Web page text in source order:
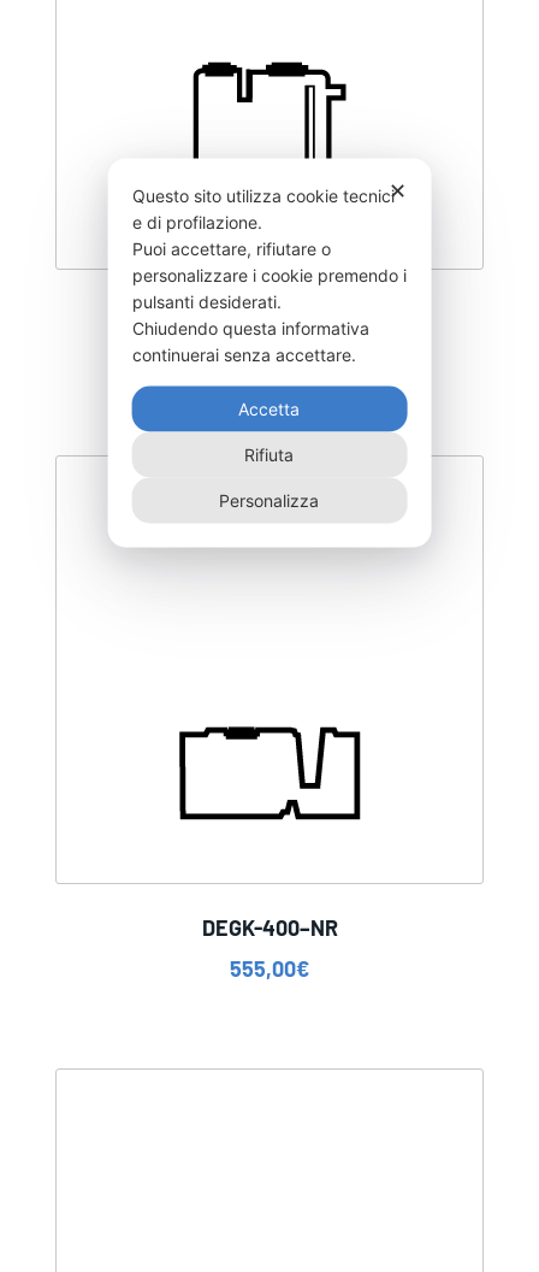
DEGK-200–NR
420,00€
DEGK-400–NR
555,00€
✕
Questo sito utilizza cookie tecnici
e di profilazione.
Puoi accettare, rifiutare o
personalizzare i cookie premendo i
pulsanti desiderati.
Chiudendo questa informativa
continuerai senza accettare.
Accetta
Rifiuta
Personalizza